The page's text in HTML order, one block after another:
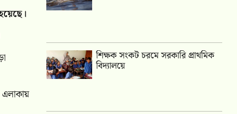
শিক্ষক সংকট চরমে সরকারি প্রাথমিক
বিদ্যালয়ে